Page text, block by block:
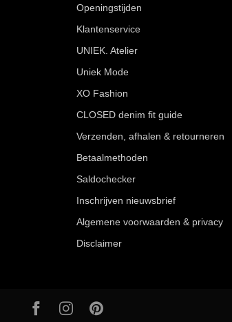
Openingstijden
Klantenservice
UNIEK. Atelier
Uniek Mode
XO Fashion
CLOSED denim fit guide
Verzenden, afhalen & retourneren
Betaalmethoden
Saldochecker
Inschrijven nieuwsbrief
Algemene voorwaarden & privacy
Disclaimer